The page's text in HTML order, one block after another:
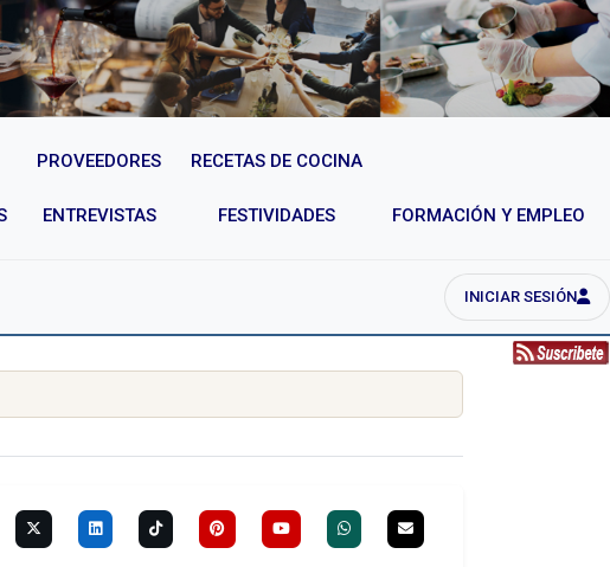
PROVEEDORES RECETAS DE COCINA
ENTREVISTAS FESTIVIDADES FORMACIÓN Y EMPLEO
INICIAR SESIÓN